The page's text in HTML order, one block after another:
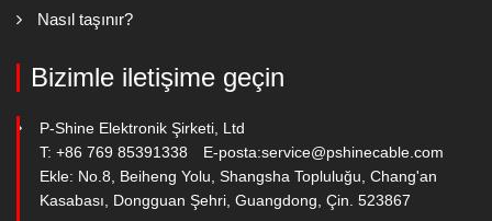
Nasıl taşınır?
Bizimle iletişime geçin
P-Shine Elektronik Şirketi, Ltd
T: +86 769 85391338
E-posta:service@pshinecable.com
Ekle: No.8, Beiheng Yolu, Shangsha Topluluğu, Chang'an
Kasabası, Dongguan Şehri, Guangdong, Çin. 523867